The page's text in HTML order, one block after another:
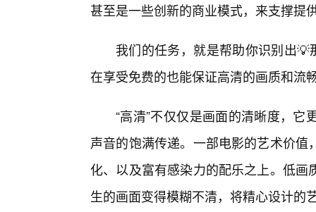
甚至是一些创新的商业模式，来支撑提
我们的任务，就是帮助你识别出💡
在享受免费的也能保证高清的画质和流
“高清”不仅仅是画面的清晰度，
声音的饱满传递。一部电影的艺术价
化、以及富有感染力的配乐之上。低
生的画面变得模糊不清，将精心设计的